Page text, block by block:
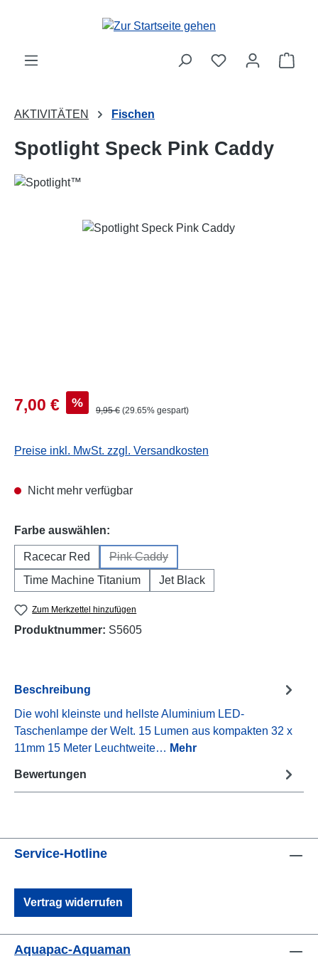
Zum Hauptinhalt springen
AKTIVITÄTEN Fischen
Spotlight Speck Pink Caddy
Verkaufspreis:
7,00 € % Regulärer Preis:
9,95 € (29.65% gespart)
Preise inkl. MwSt. zzgl. Versandkosten
Nicht mehr verfügbar
Farbe auswählen:
Racecar Red Pink Caddy
(Diese Option ist zurzeit nicht
Time Machine Titanium Jet Black
Zum Merkzettel hinzufügen
Produktnummer: S5605
Beschreibung
Die wohl kleinste und hellste Aluminium LED-
Taschenlampe der Welt. 15 Lumen aus kompakten 32 x
11mm 15 Meter Leuchtweite… Mehr
Bewertungen
Service-Hotline
Vertrag widerrufen
Aquapac-Aquaman